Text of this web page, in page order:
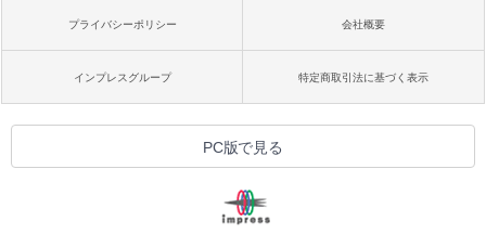
プライバシーポリシー 会社概要
インプレスグループ 特定商取引法に基づく表示
PC版で見る